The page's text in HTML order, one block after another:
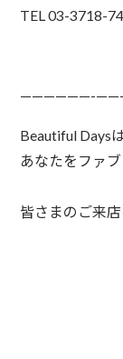
TEL 03-3718-
——————-⁠——-⁠
Beautiful Days
あなたをファ
皆さまのご来